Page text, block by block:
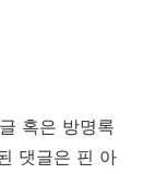
혹은 방명록
댓글은 핀 아